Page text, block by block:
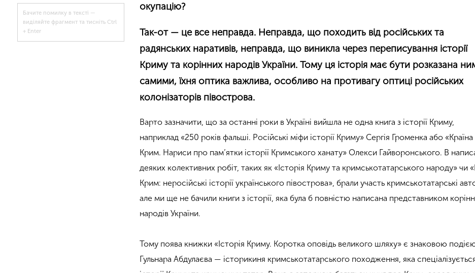
Бачите помилку в тексті —
виділяйте фрагмент та тисніть Ctrl
+ Enter
окупацію?
Так-от — це все неправда. Неправда, що походить від російських та
радянських наративів, неправда, що виникла через переписування історії
Криму та корінних народів України. Тому ця історія має бути розказана
самими, їхня оптика важлива, особливо на противагу оптиці російських
колонізаторів півострова.
Варто зазначити, що за останні роки в Україні вийшла не одна книга з історії Криму,
наприклад «250 років фальші. Російські міфи історії Криму» Сергія Громенка або «Країна
Крим. Нариси про пам’ятки історії Кримського ханату» Олекси Гайворонського. В
деяких колективних робіт, таких як «Історія Криму та кримськотатарського народу» чи
Крим: неросійські історії українського півострова», брали участь кримськотатарські
але ми ще не бачили книги з історії, яка була б повністю написана представником
народів України.
Тому поява книжки «Історія Криму. Коротка оповідь великого шляху» є знаковою
Гульнара Абдулаєва — історикиня кримськотатарського походження, яка